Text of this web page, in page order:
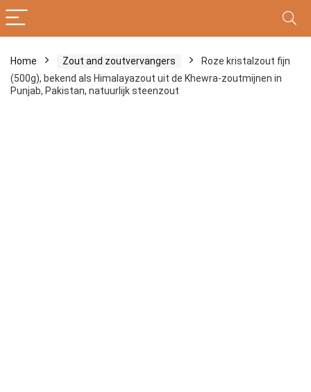
Home Zout and zoutvervangers
Roze kristalzout fijn
(500g), bekend als Himalayazout uit de Khewra-zoutmijnen in
Punjab, Pakistan, natuurlijk steenzout